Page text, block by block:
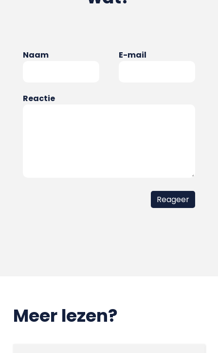
Naam E-mail
Reactie
Meer lezen?